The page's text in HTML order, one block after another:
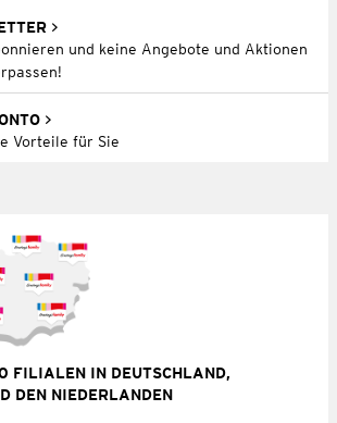
und keine Angebote und Aktionen
Vorteile für Sie
FILIALEN IN DEUTSCHLAND,
DEN NIEDERLANDEN